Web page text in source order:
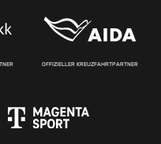
OFFIZIELLER KREUZFAHRTPARTNER